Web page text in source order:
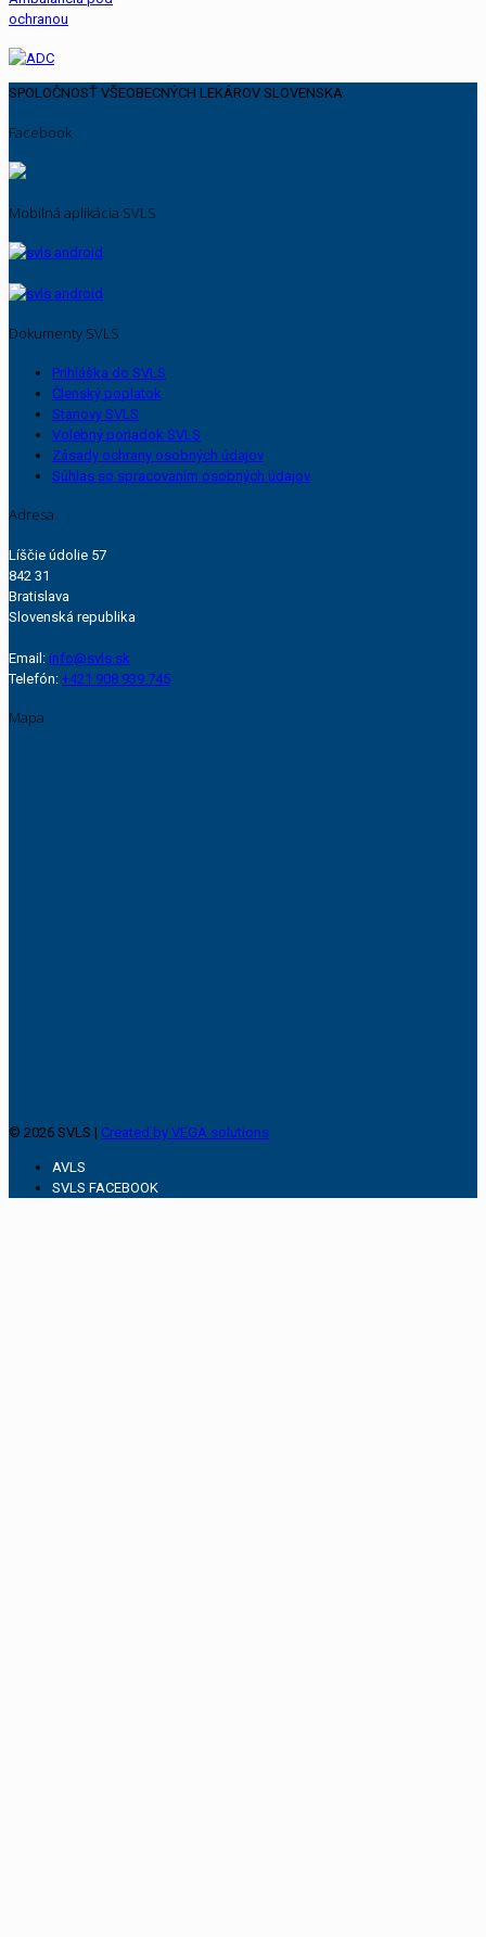
SPOLOČNOSŤ VŠEOBECNÝCH LEKÁROV SLOVENSKA
Facebook
Mobilná aplikácia SVLS
Dokumenty SVLS
Prihláška do SVLS
Členský poplatok
Stanovy SVLS
Volebný poriadok SVLS
Zásady ochrany osobných údajov
Súhlas so spracovaním osobných údajov
Adresa
Líščie údolie 57
842 31
Bratislava
Slovenská republika
Email: info@svls.sk
Telefón: +421 908 939 745
Mapa
© 2026 SVLS | Created by VEGA solutions
AVLS
SVLS FACEBOOK